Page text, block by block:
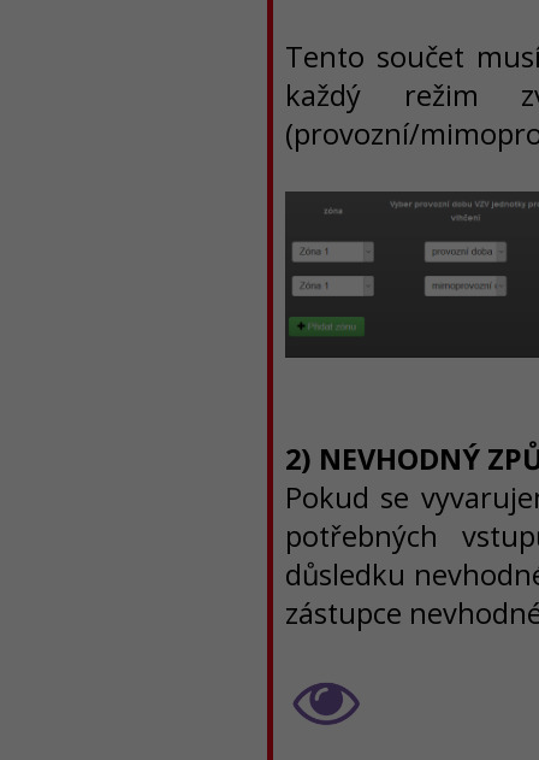
Tento součet
každý režim
(provozní/
2) NEVHODNÝ
Pokud se
potřebných
důsledku
zástupce